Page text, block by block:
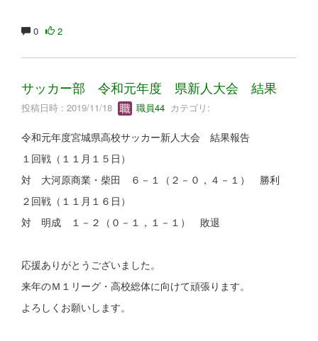
0 2
サッカー部 令和元年度 県新人大会 結果
投稿日時 : 2019/11/18 職員44 カテゴリ:
令和元年度宮城県高校サッカー新人大会 結果報告
１回戦（１１月１５日）
対 大河原商業・柴田 ６－１（２－０，４－１） 勝利
２回戦（１１月１６日）
対 明成 １－２（０－１，１－１） 敗退
応援ありがとうございました。
来年のＭ１リーグ・高校総体に向けて頑張ります。
よろしくお願いします。